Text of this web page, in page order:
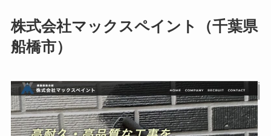
株式会社マックスペイント（千葉県
船橋市）